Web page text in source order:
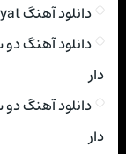
دانلود آهنگ Anatolian Pulse yoruldum be hayat
دانلود آهنگ
دار
دانلود آهنگ
دار